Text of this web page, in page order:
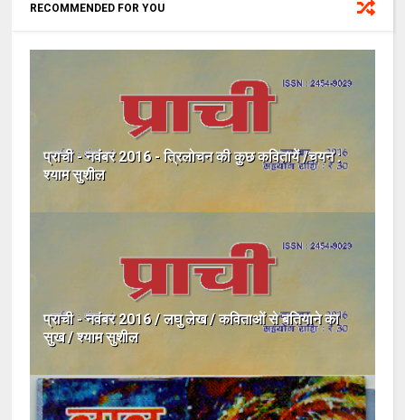
RECOMMENDED FOR YOU
प्राची - नवंबर 2016 - त्रिलोचन की कुछ कवितायें /चयन :
श्याम सुशील
प्राची - नवंबर 2016 / लघु लेख / कविताओं से बतियाने का
सुख / श्याम सुशील